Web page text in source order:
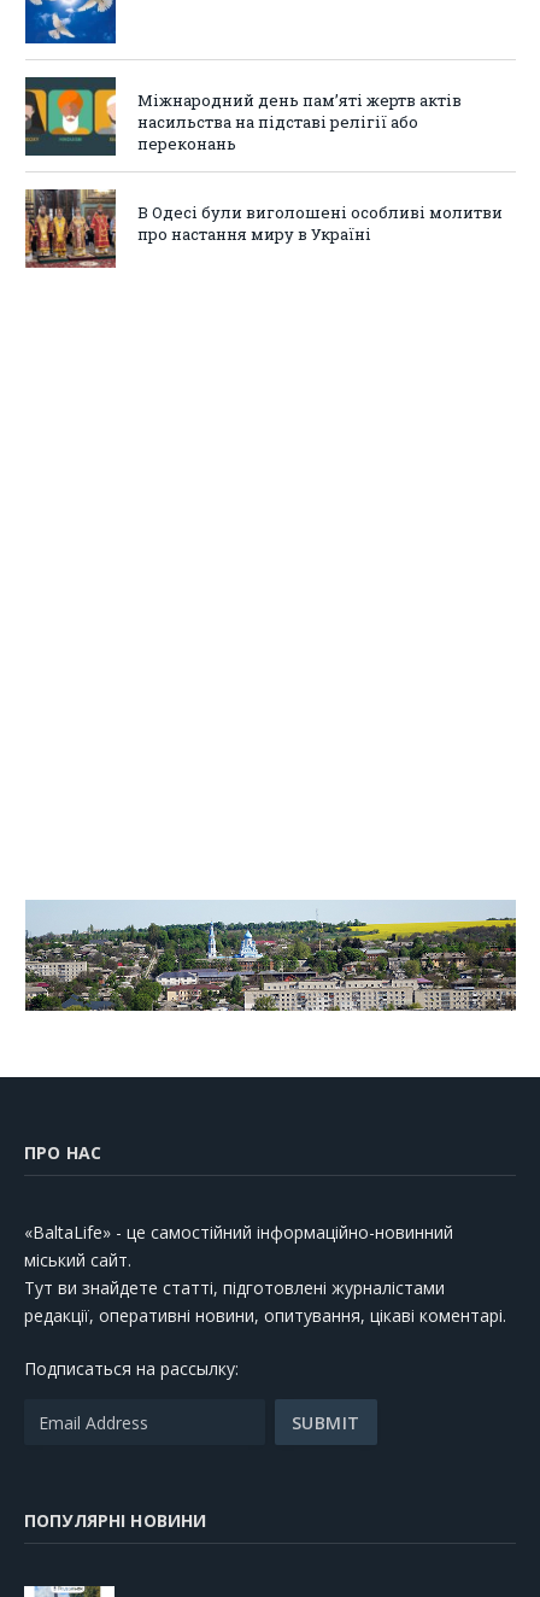
Міжнародний день пам’яті жертв актів
насильства на підставі релігії або
переконань
В Одесі були виголошені особливі молитви
про настання миру в Україні
ПРО НАС
«BaltaLife» - це самостійний інформаційно-новинний
міський сайт.
Тут ви знайдете статті, підготовлені журналістами
редакції, оперативні новини, опитування, цікаві коментарі.
Подписаться на рассылку:
ПОПУЛЯРНІ НОВИНИ